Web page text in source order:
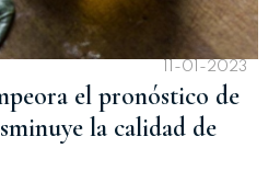
11-01-2023
el pronóstico de
la calidad de